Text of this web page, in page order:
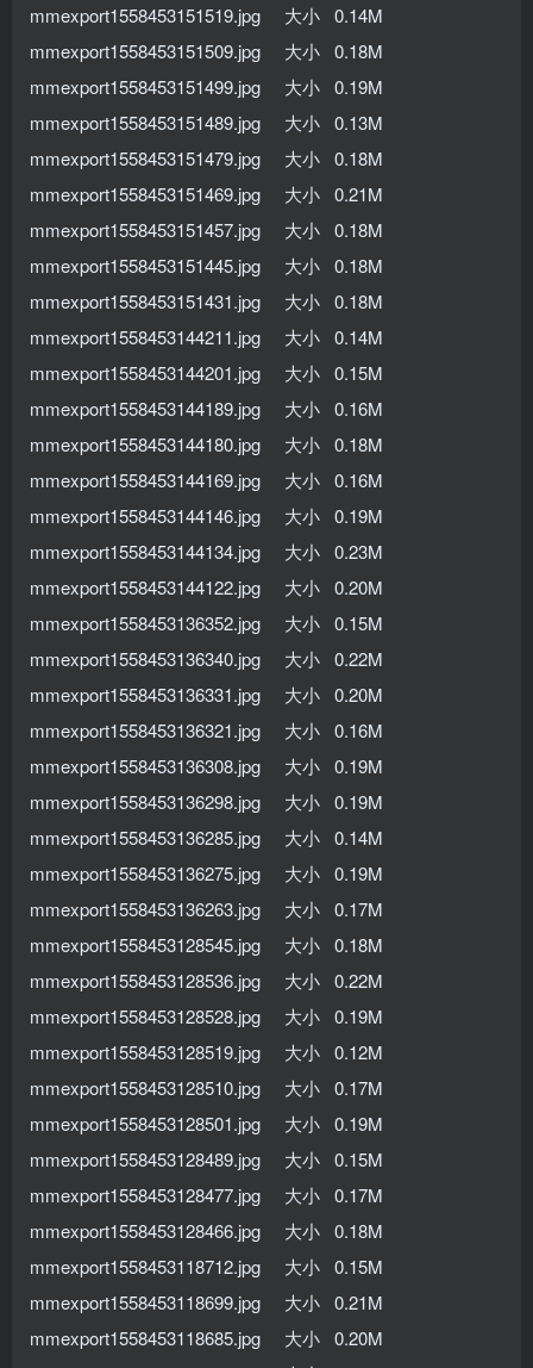
mmexport1558453151519.jpg 大小 0.14M
mmexport1558453151509.jpg 大小 0.18M
mmexport1558453151499.jpg 大小 0.19M
mmexport1558453151489.jpg 大小 0.13M
mmexport1558453151479.jpg 大小 0.18M
mmexport1558453151469.jpg 大小 0.21M
mmexport1558453151457.jpg 大小 0.18M
mmexport1558453151445.jpg 大小 0.18M
mmexport1558453151431.jpg 大小 0.18M
mmexport1558453144211.jpg 大小 0.14M
mmexport1558453144201.jpg 大小 0.15M
mmexport1558453144189.jpg 大小 0.16M
mmexport1558453144180.jpg 大小 0.18M
mmexport1558453144169.jpg 大小 0.16M
mmexport1558453144146.jpg 大小 0.19M
mmexport1558453144134.jpg 大小 0.23M
mmexport1558453144122.jpg 大小 0.20M
mmexport1558453136352.jpg 大小 0.15M
mmexport1558453136340.jpg 大小 0.22M
mmexport1558453136331.jpg 大小 0.20M
mmexport1558453136321.jpg 大小 0.16M
mmexport1558453136308.jpg 大小 0.19M
mmexport1558453136298.jpg 大小 0.19M
mmexport1558453136285.jpg 大小 0.14M
mmexport1558453136275.jpg 大小 0.19M
mmexport1558453136263.jpg 大小 0.17M
mmexport1558453128545.jpg 大小 0.18M
mmexport1558453128536.jpg 大小 0.22M
mmexport1558453128528.jpg 大小 0.19M
mmexport1558453128519.jpg 大小 0.12M
mmexport1558453128510.jpg 大小 0.17M
mmexport1558453128501.jpg 大小 0.19M
mmexport1558453128489.jpg 大小 0.15M
mmexport1558453128477.jpg 大小 0.17M
mmexport1558453128466.jpg 大小 0.18M
mmexport1558453118712.jpg 大小 0.15M
mmexport1558453118699.jpg 大小 0.21M
mmexport1558453118685.jpg 大小 0.20M